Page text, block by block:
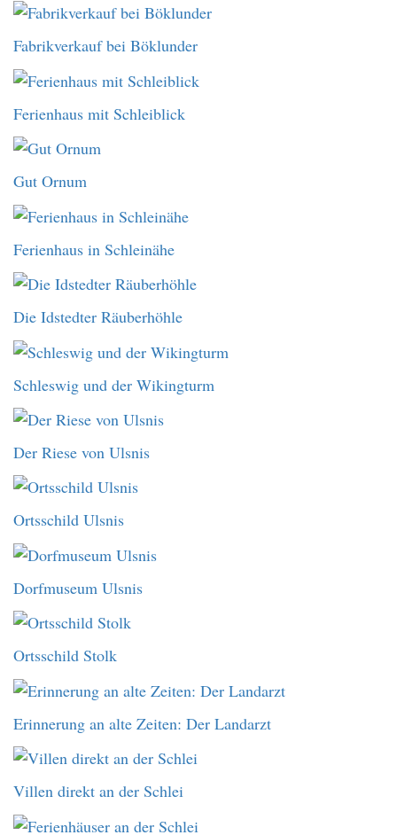
Fabrikverkauf bei Böklunder
Ferienhaus mit Schleiblick
Gut Ornum
Ferienhaus in Schleinähe
Die Idstedter Räuberhöhle
Schleswig und der Wikingturm
Der Riese von Ulsnis
Ortsschild Ulsnis
Dorfmuseum Ulsnis
Ortsschild Stolk
Erinnerung an alte Zeiten: Der Landarzt
Villen direkt an der Schlei